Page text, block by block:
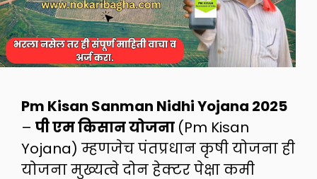
Pm Kisan Sanman Nidhi Yojana 2025
– पी एम किसान योजना (Pm Kisan
Yojana) म्हणजेच पंतप्रधान कृषी योजना ही
योजना मुख्यत्वे दोन हेक्टर पेक्षा कमी